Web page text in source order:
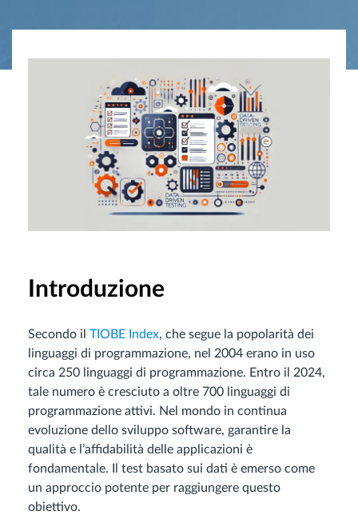
Introduzione
Secondo il TIOBE Index, che segue la popolarità dei
linguaggi di programmazione, nel 2004 erano in uso
circa 250 linguaggi di programmazione. Entro il 2024,
tale numero è cresciuto a oltre 700 linguaggi di
programmazione attivi. Nel mondo in continua
evoluzione dello sviluppo software, garantire la
qualità e l’affidabilità delle applicazioni è
fondamentale. Il test basato sui dati è emerso come
un approccio potente per raggiungere questo
obiettivo.